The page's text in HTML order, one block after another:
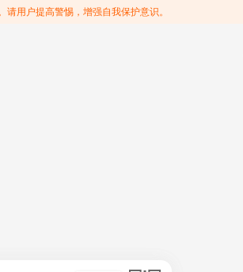
用户提高警惕，增强自我保护意识。